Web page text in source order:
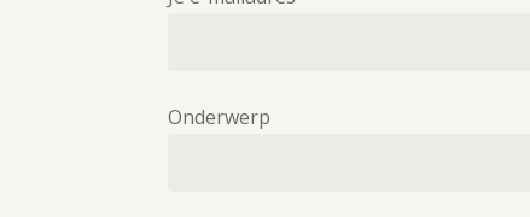
Onderwerp